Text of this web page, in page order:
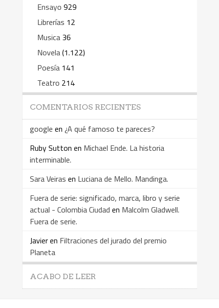
Ensayo 929
Librerías 12
Musica 36
Novela(1.122)
Poesía 141
Teatro 214
COMENTARIOS RECIENTES
google en ¿A qué famoso te pareces?
Ruby Sutton en Michael Ende. La historia
interminable.
Sara Veiras en Luciana de Mello. Mandinga.
Fuera de serie: significado, marca, libro y serie
actual - Colombia Ciudad en Malcolm Gladwell.
Fuera de serie.
Javieren Filtraciones del jurado del premio
Planeta
ACABO DE LEER